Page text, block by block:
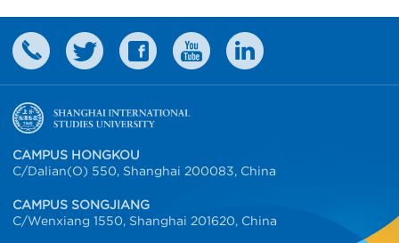
CAMPUS HONGKOU
C/Dalian(O) 550, Shanghai 200083, China
CAMPUS SONGJIANG
C/Wenxiang 1550, Shanghai 201620, China